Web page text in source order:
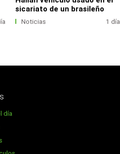
sicariato de un brasileño
Noticias 1 día
día